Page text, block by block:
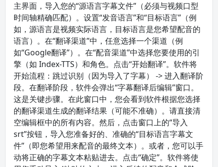
主界面，导入您的“源语言字幕文件”（必须与视频口型
时间轴精确匹配）。设置“发音语言”和“目标语言”（例
如，源语言是视频实际语言，目标语言是您希望配音的
语言）。在“翻译渠道”中，任意选择一个渠道（例
如“Google翻译”）。在“配音渠道”中选择您要使用的引
擎（如 Index-TTS）和角色。点击“开始翻译”。软件将
开始流程：跳过识别（因为导入了字幕） -> 进入翻译阶
段。在翻译阶段，软件会弹出“字幕翻译后编辑”窗口。
这是关键步骤。在此窗口中，您会看到软件根据您选择
的翻译渠道生成的翻译结果（可能不准确）。请直接清
空编辑框中的所有内容。然后，点击窗口上的“导入
srt”按钮，导入您准备好的、准确的“目标语言字幕文
件”（即您希望用来配音的最终文本）。或者，您可以手
动将正确的字幕文本粘贴进去。点击“确定”。软件将使